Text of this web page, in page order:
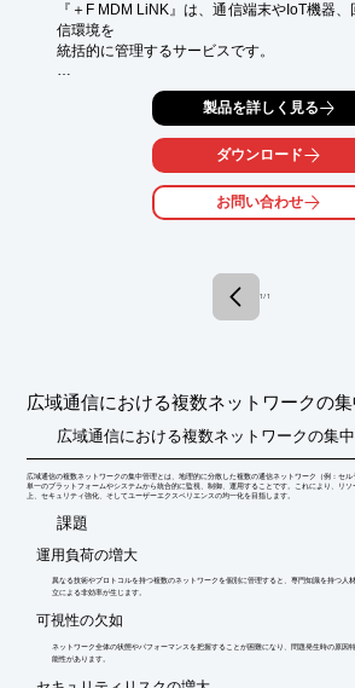
『＋F MDM LiNK』は、通信端末やIoT機器
信環境を
統括的に管理するサービスです。
通信端末の詳細な情報や、利用者の情報、利
管理画面で一元的に把握できるため、運用の
また、端末の設定変更や、条件に応じた通信
ップデート等、
日々のメンテナンスに加え、故障や紛失時の
※詳しくはPDF資料をご覧いただくか、お気
さい。
製品を詳しく見る
ダウンロード
お問い合わせ
1 / 1
広域通信における複数ネットワークの
広域通信における複数ネットワークの集
広域通信の複数ネットワークの集中管理とは、地理的に分散した複数の通信ネットワーク（例：セル
単一のプラットフォームやシステムから統合的に監視、制御、運用することです。これにより、リソ
上、セキュリティ強化、そしてユーザーエクスペリエンスの均一化を目指します。
​課題
運用負荷の増大
異なる技術やプロトコルを持つ複数のネットワークを個別に管理すると、専門知識を持つ人
立による非効率が生じます。
可視性の欠如
ネットワーク全体の状態やパフォーマンスを把握することが困難になり、問題発生時の原因
能性があります。